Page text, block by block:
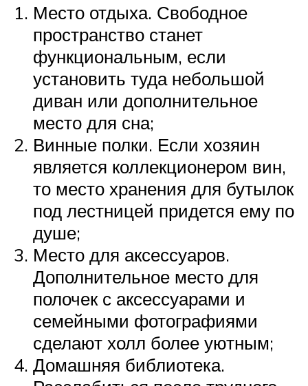
Место отдыха. Свободное
пространство станет
функциональным, если
установить туда небольшой
диван или дополнительное
место для сна;
Винные полки. Если хозяин
является коллекционером вин,
то место хранения для бутылок
под лестницей придется ему по
душе;
Место для аксессуаров.
Дополнительное место для
полочек с аксессуарами и
семейными фотографиями
сделают холл более уютным;
Домашняя библиотека.